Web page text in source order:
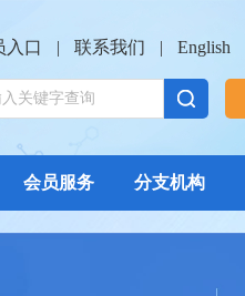
入口 | 联系我们 | English
会员服务 分支机构